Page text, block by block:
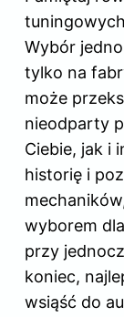
Wybór
tylko na
może
nieodparty
Ciebie, jak i
historię i
wyborem
przy
koniec,
wsiąść do